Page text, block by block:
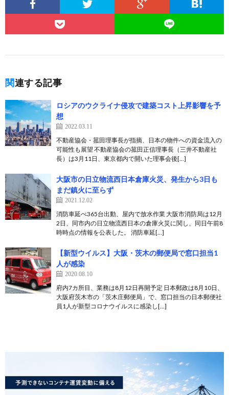
関連する記事
ロシアのウクライナ侵攻で建築コスト上昇影響を予
想
2022.03.11
不動産協会・菰田理事長が指摘、日本の物件への資金流入の
可能性も展望 不動産協会の菰田正信理事長（三井不動産社
長）は3月11日、東京都内で開いた理事会後[…]
大阪市の日立物流西日本倉庫火災、発生から3日も
まだ鎮火に至らず
2021.12.02
消防車延べ365台出動、屋内で放水作業 大阪市消防局は12月
2日、同市内の日立物流西日本の倉庫火災に関し、同日午前8
時時点の情報を公表した。 消防車延[…]
【新型ウイルス】大阪・茨木の郵便局で窓口担当1
人が感染
2020.08.10
府内7カ所目、業務は8月12日再開予定 日本郵政は8月10日、
大阪府茨木市の「茨木庄郵便局」で、窓口担当の日本郵便社
員1人が新型コロナウイルスに感染し[…]